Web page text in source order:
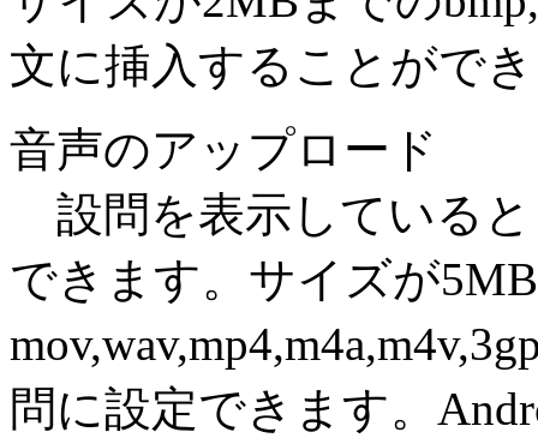
文に挿入することがで
音声のアップロード
設問を表示している
できます。サイズが
問に設定できます。